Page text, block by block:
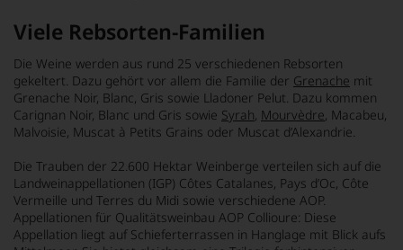
Viele Rebsorten-Familien
Die Weine werden aus rund 25 verschiedenen Rebsorten
gekeltert. Dazu gehört vor allem die Familie der Grenache mit
Grenache Noir, Blanc, Gris sowie Lladoner Pelut. Dazu kommen
Carignan Noir, Blanc und Gris sowie Syrah, Mourvèdre, Macabeu,
Malvoisie, Muscat à Petits Grains oder Muscat d’Alexandrie.
Die Trauben der 22.600 Hektar Weinberge verteilen sich auf die
Landweinappellationen (IGP) Côtes Catalanes, Pays d’Oc, Côte
Vermeille und Terres du Midi sowie verschiedene AOP.
Appellationen für Qualitätsweinbau AOP Collioure: Diese
Appellation liegt auf Schieferterrassen in Hanglage mit Blick aufs